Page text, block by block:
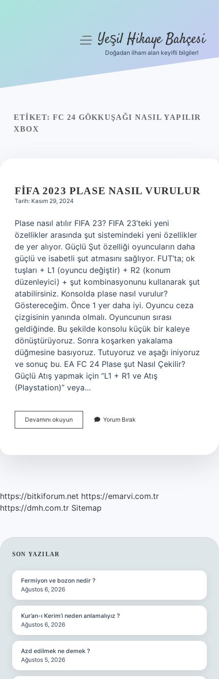
Yasal Uyarı
menüyüYeşil Hikaye Bahçesi
Doğadan ilham alan keyifli bilgiler!
ETIKET: FC 24 GÖKKUŞAĞI NASIL YAPILIR
XBOX
FIFA 2023 PLASE NASIL VURULUR
Tarih: Kasım 29, 2024
Plase nasıl atılır FIFA 23? FIFA 23’teki yeni
özellikler arasında şut sistemindeki yeni özellikler
de yer alıyor. Güçlü Şut özelliği oyuncuların daha
güçlü ve isabetli şut atmasını sağlıyor. FUT’ta; ok
tuşları + L1 (oyuncu değiştir) + R2 (konum
düzenleyici) + şut kombinasyonunu kullanarak şut
atabilirsiniz. Konsolda plase nasıl vurulur?
Göstereceğim. Önce 1 yer daha iyi. Oyuncu ceza
çizgisinin yanında olmalı. Oyuncunun sırası
geldiğinde. Bu şekilde konsolu küçük bir kaleye
dönüştürüyoruz. Sonra koşarken yakalama
düğmesine basıyoruz. Tutuyoruz ve aşağı iniyoruz
ve sonuç bu. EA FC 24 Plase şut Nasıl Çekilir?
Güçlü Atış yapmak için “L1 + R1 ve Atış
(Playstation)” veya…
Devamını okuyun
2023
Vurulur
Yorum Bırak
https://bitkiforum.net https://emarvi.com.tr
https://dmh.com.tr Sitemap
SIDEBAR
SON YAZILAR
Fermiyon ve bozon nedir ?
Ağustos 6, 2026
Kur’an-ı Kerim’i neden anlamalıyız ?
Ağustos 6, 2026
Azd edilmek ne demek ?
Ağustos 5, 2026